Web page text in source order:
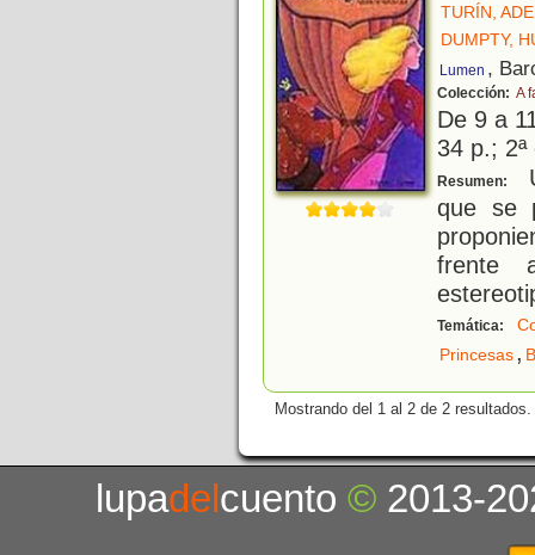
TURÍN,
DUMPTY,
Lumen ,
Colección: A
De 9 a
34 p.;
Resumen:
que se
frente
Temática:
Princesas,
Mostrando del 1 al 2 de 2 resultados.
lupadelcuento© 2013-